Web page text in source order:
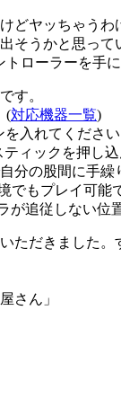
どヤッちゃうわ
そうかと思っ
ローラーを手
す。
(対応機器一覧)
を入れてくださ
ティックを押し
分の股間に手繰
もプレイ可能
追従しない位
ただきました
さん」